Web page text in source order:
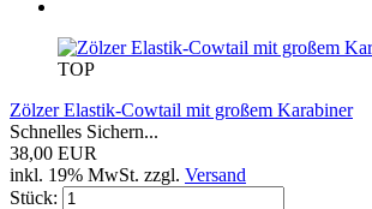
TOP
Zölzer Elastik-Cowtail mit großem Karabiner
Schnelles Sichern...
38,00 EUR
inkl. 19% MwSt. zzgl. Versand
Stück: